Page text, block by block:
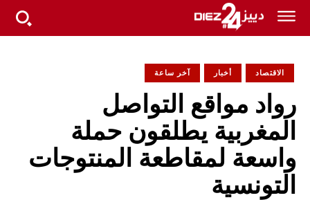
آخر ساعة أخبار الاقتصاد
رواد مواقع التواصل
المغربية يطلقون حملة
واسعة لمقاطعة المنتوجات
التونسية